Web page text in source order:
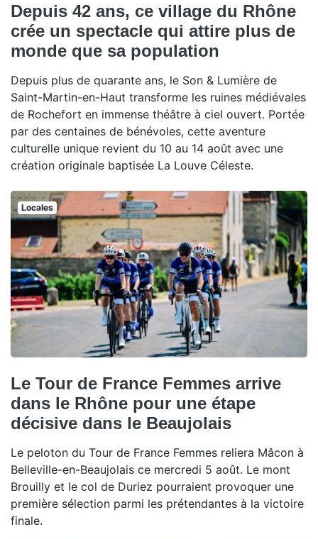
Depuis 42 ans, ce village du Rhône
crée un spectacle qui attire plus de
monde que sa population
Depuis plus de quarante ans, le Son & Lumière de
Saint-Martin-en-Haut transforme les ruines médiévales
de Rochefort en immense théâtre à ciel ouvert. Portée
par des centaines de bénévoles, cette aventure
culturelle unique revient du 10 au 14 août avec une
création originale baptisée La Louve Céleste.
Locales
Le Tour de France Femmes arrive
dans le Rhône pour une étape
décisive dans le Beaujolais
Le peloton du Tour de France Femmes reliera Mâcon à
Belleville-en-Beaujolais ce mercredi 5 août. Le mont
Brouilly et le col de Duriez pourraient provoquer une
première sélection parmi les prétendantes à la victoire
finale.